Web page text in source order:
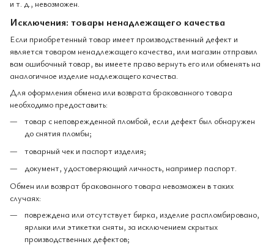
и т. д., невозможен.
Исключения: товары ненадлежащего качества
Если приобретенный товар имеет производственный дефект и
является товаром ненадлежащего качества, или магазин отправил
вам ошибочный товар, вы имеете право вернуть его или обменять на
аналогичное изделие надлежащего качества.
Для оформления обмена или возврата бракованного товара
необходимо предоставить:
товар с неповрежденной пломбой, если дефект был обнаружен
до снятия пломбы;
товарный чек и паспорт изделия;
документ, удостоверяющий личность, например паспорт.
Обмен или возврат бракованного товара невозможен в таких
случаях:
повреждена или отсутствует бирка, изделие распломбировано,
ярлыки или этикетки сняты, за исключением скрытых
производственных дефектов;